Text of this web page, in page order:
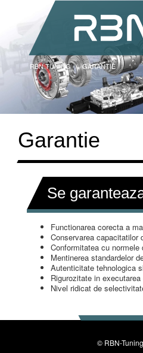
RBN TUNING GARANTIE
Garantie
Se
Functionarea corecta a
Conservarea capacitatilor
Conformitatea cu normele
Mentinerea standardelor
Autenticitate tehnologica
Rigurozitate in
Nivel ridicat de
© RBN-